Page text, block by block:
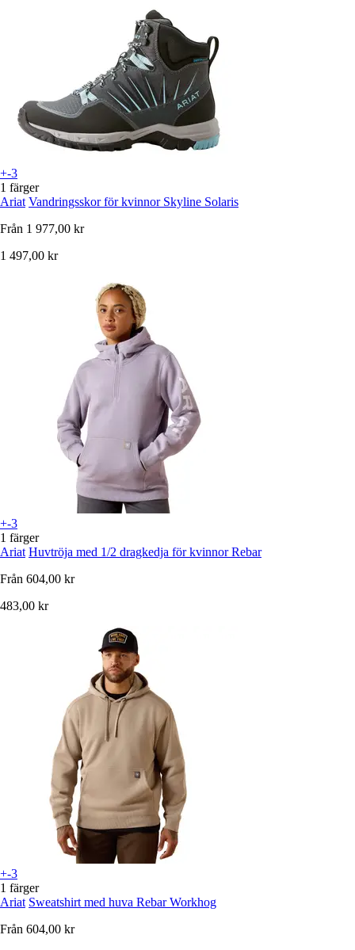
+-3
1 färger
Ariat Vandringsskor för kvinnor Skyline Solaris
Från 1 977,00 kr
1 497,00 kr
+-3
1 färger
Ariat Huvtröja med 1/2 dragkedja för kvinnor Rebar
Från 604,00 kr
483,00 kr
+-3
1 färger
Ariat Sweatshirt med huva Rebar Workhog
Från 604,00 kr